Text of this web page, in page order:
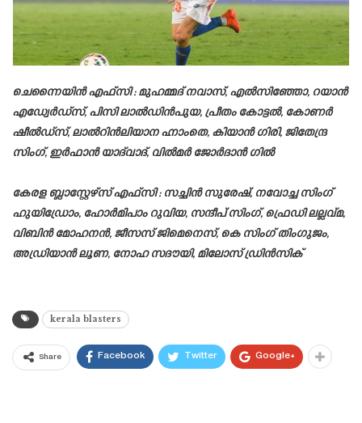
ചെന്നൈയിൻ എഫ്‌സി : മുഹമ്മദ് നവാസ്, എൽസിഞ്ഞോ, റയാൻ
എഡ്വേർഡ്‌സ്, പിസി ലാൽഡിൻപുയ, പ്രീതം കോട്ടൽ, കോണർ
ഷീൽഡ്‌സ്, ലാൽറിൻലിയാന ഹ്നാംതെ, കിയാൻ ഗിരി, ജിതേന്ദ്ര
സിംഗ്, ഇർഫാൻ യാദ്‌വാദ്, വിൽമർ ജോർദാൻ ഗിൽ
കേരള ബ്ലാസ്റ്റേഴ്‌സ് എഫ്‌സി : സച്ചിൻ സുരേഷ്, നവോച്ച സിംഗ്
ഹുയിഡ്രോം, ഹോർമിപാം റുവിയ, സന്ദീപ് സിംഗ്, ഫ്രെഡി ലല്ലവ്മ,
വിബിൻ മോഹനൻ, ജീസസ് ജിമെനെസ്, കെ സിംഗ് തിംഗുജം,
അഡ്രിയാൻ ലൂണ, നോഹ സദൗയി, മിലോസ് ഡ്രിൻസിക്
kerala blasters
Share Facebook Twitter Google+